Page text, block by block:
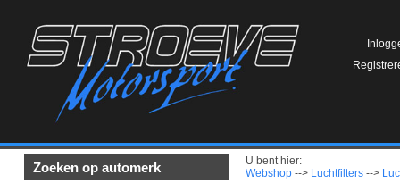
Zoeken op automerk
U bent hier:
Webshop --> Luchtfilters -->